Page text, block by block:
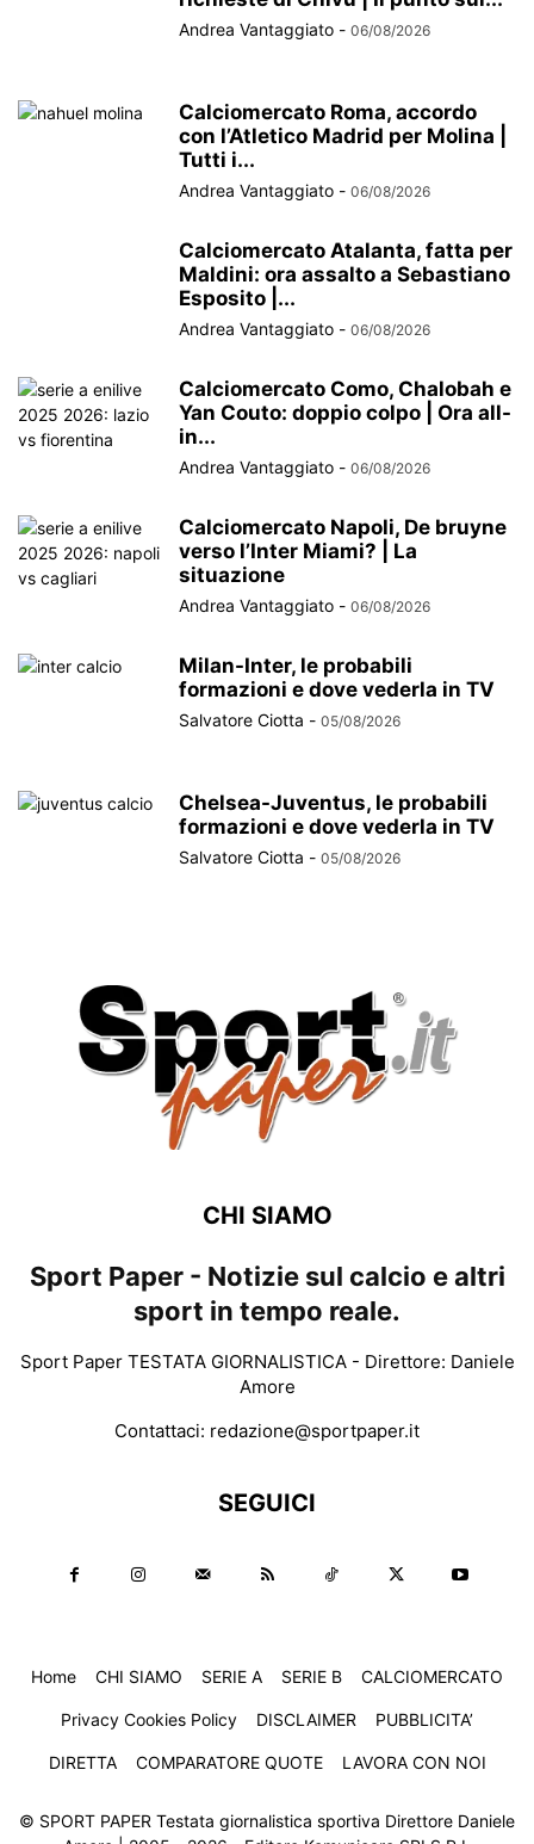
Andrea Vantaggiato - 06/08/2026
Calciomercato Roma, accordo
con l’Atletico Madrid per Molina |
Tutti i...
Andrea Vantaggiato - 06/08/2026
Calciomercato Atalanta, fatta per
Maldini: ora assalto a Sebastiano
Esposito |...
Andrea Vantaggiato - 06/08/2026
Calciomercato Como, Chalobah e
Yan Couto: doppio colpo | Ora all-
in...
Andrea Vantaggiato - 06/08/2026
Calciomercato Napoli, De bruyne
verso l’Inter Miami? | La
situazione
Andrea Vantaggiato - 06/08/2026
Milan-Inter, le probabili
formazioni e dove vederla in TV
Salvatore Ciotta - 05/08/2026
Chelsea-Juventus, le probabili
formazioni e dove vederla in TV
Salvatore Ciotta - 05/08/2026
CHI SIAMO
Sport Paper - Notizie sul calcio e altri
sport in tempo reale.
Sport Paper TESTATA GIORNALISTICA - Direttore: Daniele
Amore
Contattaci: redazione@sportpaper.it
SEGUICI
Home CHI SIAMO SERIE A SERIE B CALCIOMERCATO
Privacy Cookies Policy DISCLAIMER PUBBLICITA’
DIRETTA COMPARATORE QUOTE LAVORA CON NOI
© SPORT PAPER Testata giornalistica sportiva Direttore Daniele